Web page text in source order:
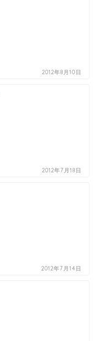
2012年8月10日
2012年7月18日
2012年7月14日